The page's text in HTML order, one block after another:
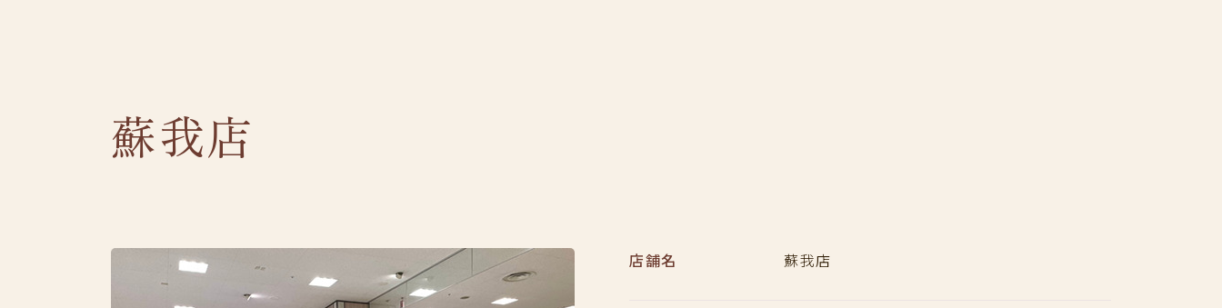
蘇我店
店舗名 蘇我店